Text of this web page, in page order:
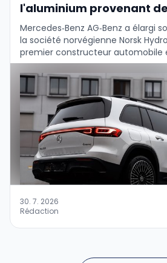
l'aluminium provenant
Mercedes‑Benz AG‑Benz a élargi
la société norvégienne Norsk
premier constructeur automobile
de l’aluminium recyclé dans la
30. 7. 2026
Rédaction